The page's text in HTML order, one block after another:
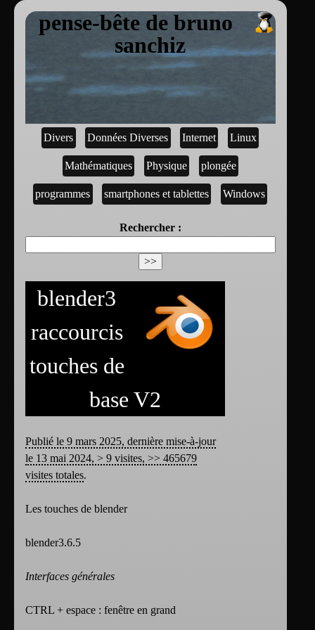
pense-bête de bruno
sanchiz
Divers Données Diverses Internet Linux
Mathématiques Physique plongée
programmes smartphones et tablettes Windows
Rechercher :
blender3
raccourcis
touches de
base V2
Publié le 9 mars 2025, dernière mise-à-jour
le 13 mai 2024, > 9 visites, >> 465679
visites totales.
Les touches de blender
blender3.6.5
Interfaces générales
CTRL + espace : fenêtre en grand